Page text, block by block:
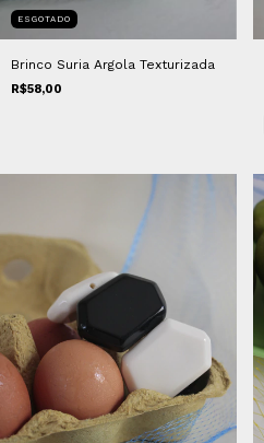
ESGOTADO
Brinco Suria Argola Texturizada
R$58,00